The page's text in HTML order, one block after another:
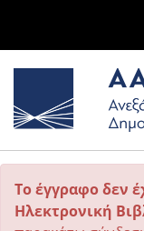
Το έγγραφο δεν
Ηλεκτρονική